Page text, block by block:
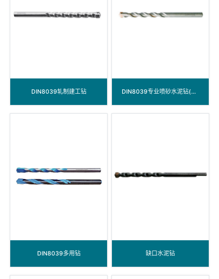
DIN8039轧制建工钻 DIN8039专业喷砂水泥钻(公制/英制）
DIN8039多用钻 缺口水泥钻